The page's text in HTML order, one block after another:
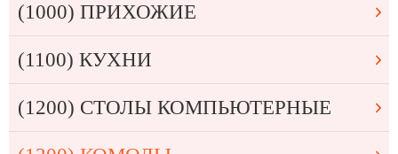
(1000) ПРИХОЖИЕ
(1100) КУХНИ
(1200) СТОЛЫ КОМПЬЮТЕРНЫЕ